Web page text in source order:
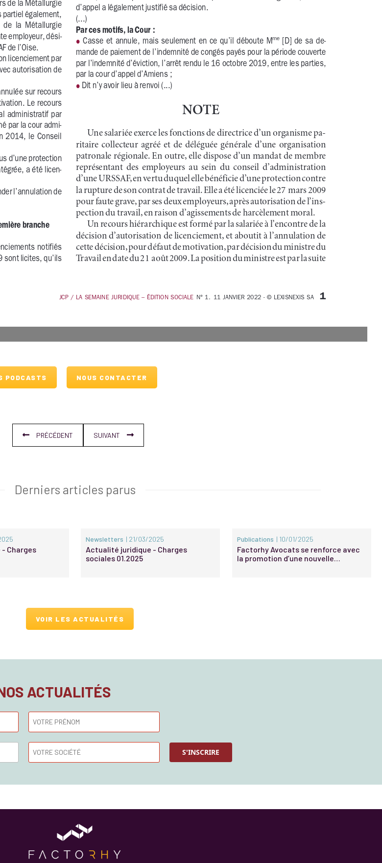
PODCASTS NOUS CONTACTER
PRÉCÉDENT SUIVANT
Derniers articles parus
Charges
Newsletters | 21/03/2025
Actualité juridique - Charges
sociales 01.2025
Publications | 10/01/2025
Factorhy Avocats se renforce avec
la promotion d’une nouvelle
VOIR LES ACTUALITÉS
ACTUALITÉS